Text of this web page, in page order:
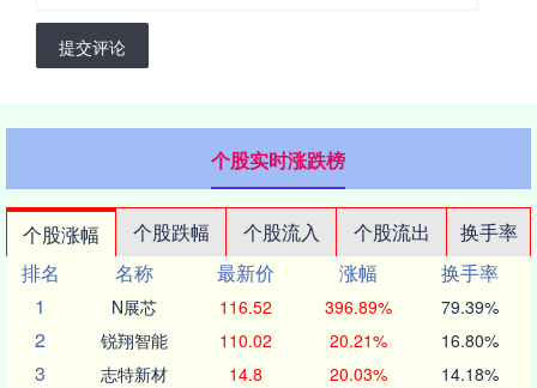
提交评论
个股实时涨跌榜
个股涨幅 个股跌幅 个股流入 个股流出
换手率
排名
名称 最新价 涨幅
换手率
1
N展芯 116.52 396.89% 79.39%
2 锐翔智能 110.02 20.21% 16.80%
3 志特新材 14.8 20.03% 14.18%